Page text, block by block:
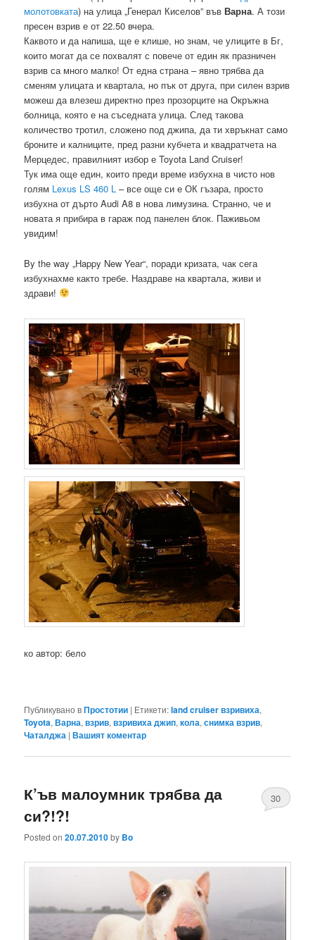
молотовката) на улица „Генерал Киселов” въвВарна. А този
пресен взрив е от 22.50 вчера.
Каквото и да напиша, ще е клише, но знам, че улиците в Бг,
които могат да се похвалят с повече от един як празничен
взрив са много малко! От една страна – явно трябва да
сменям улицата и квартала, но пък от друга, при силен взрив
можеш да влезеш директно през прозорците на Окръжна
болница, която е на съседната улица. След такова
количество тротил, сложено под джипа, да ти хвръкнат само
броните и калниците, пред разни кубчета и квадратчета на
Мерцедес, правилният избор е Toyota Land Cruiser!
Тук има още един, които преди време избухна в чисто нов
голям Lexus LS 460 L – все още си е ОК гъзара, просто
избухна от дърто Audi A8 в нова лимузина. Странно, че и
новата я прибира в гараж под панелен блок. Паживьом
увидим!
By the way „Happy New Year“, поради кризата, чак сега
избухнахме както требе. Наздраве на квартала, живи и
здрави!
ко автор: бело
Публикувано вПростотии | Етикети:land cruiser взривиха,
Toyota,Варна,взрив,взривиха джип,кола,снимка взрив,
Чаталджа |Вашият коментар
К’ъв малоумник трябва да
си?!?!
Posted on20.07.2010by Bo
30